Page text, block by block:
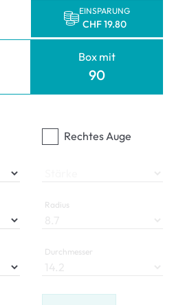
EINSPARUNG
CHF 19.80
Box mit
90
Rechtes Auge
Radius
Durchmesser